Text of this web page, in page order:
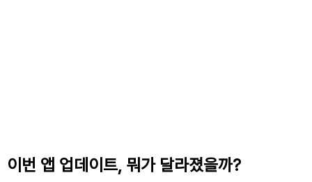
이번 앱 업데이트, 뭐가 달라졌을까?